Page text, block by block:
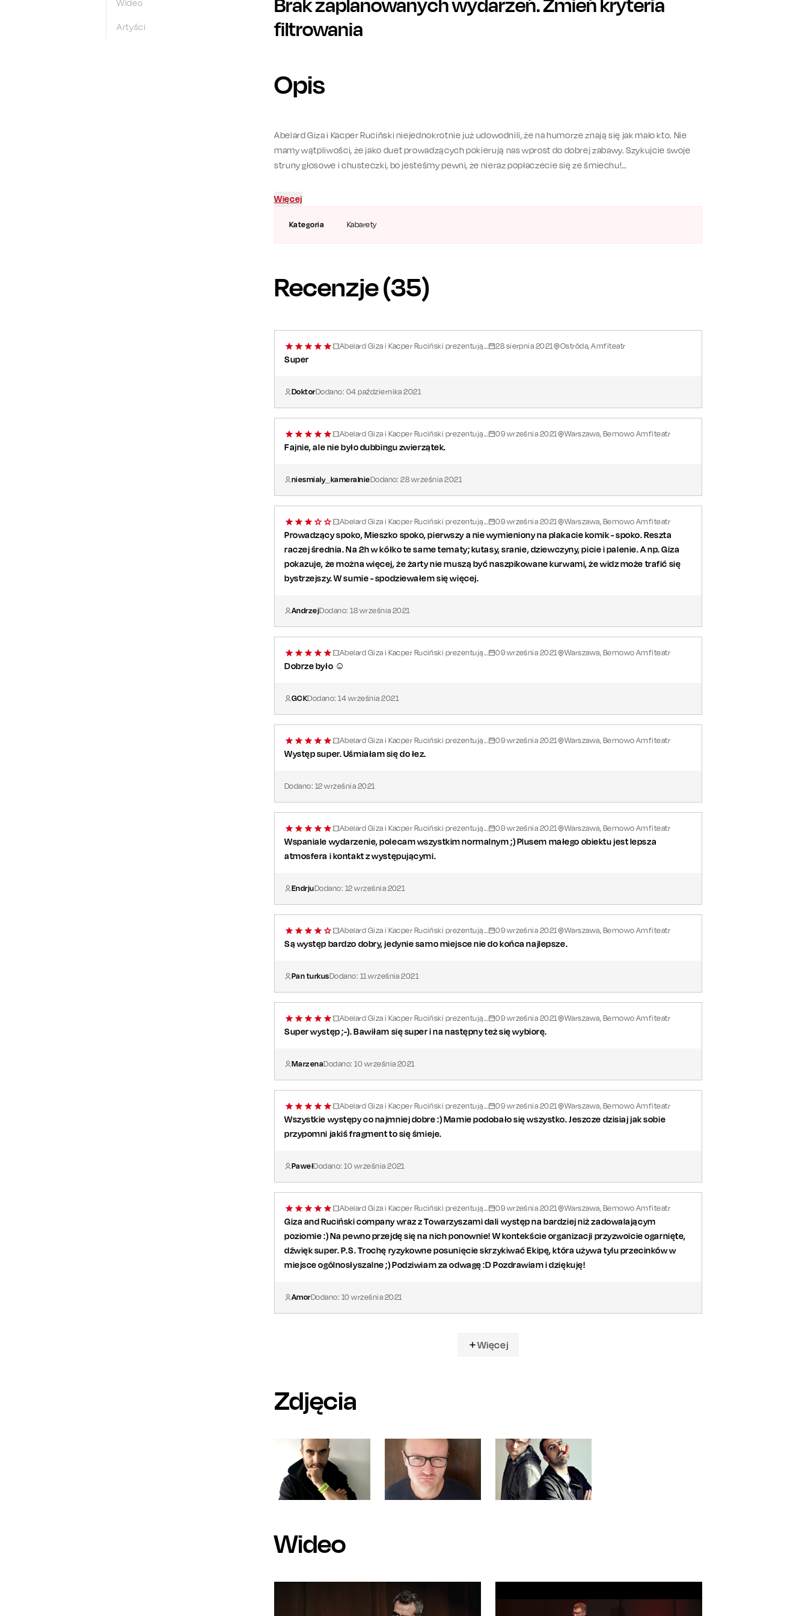
Wideo
Artyści
Brak zaplanowanych wydarzeń. Zmień kryteria
filtrowania
Opis
Kategoria Kabarety
Abelard Giza i Kacper Ruciński niejednokrotnie już udowodnili, że na humorze znają się jak mało kto. Nie
mamy wątpliwości, że jako duet prowadzących pokierują nas wprost do dobrej zabawy. Szykujcie swoje
struny głosowe i chusteczki, bo jesteśmy pewni, że nieraz popłaczecie się ze śmiechu!
„Stand-up w plenerze” to propozycja na wieczór dla tych, którym śmiechu nigdy dość – czyli dla nas
Szumowski, Mieszko Minkiewicz, Janusz Pietruszka i Cezary Sikora.
Więcej
Recenzje (35)
Abelard Giza i Kacper Ruciński prezentują... 28 sierpnia 2021 Ostróda, Amfiteatr
Super
DoktorDodano: 04 października 2021
Abelard Giza i Kacper Ruciński prezentują... 09 września 2021 Warszawa, Bemowo Amfiteatr
Fajnie, ale nie było dubbingu zwierzątek.
niesmialy_kameralnieDodano:28 września 2021
Abelard Giza i Kacper Ruciński prezentują... 09 września 2021 Warszawa, Bemowo Amfiteatr
Prowadzący spoko, Mieszko spoko, pierwszy a nie wymieniony na plakacie komik - spoko. Reszta
raczej średnia. Na 2h w kółko te same tematy; kutasy, sranie, dziewczyny, picie i palenie. A np. Giza
pokazuje, że można więcej, że żarty nie muszą być naszpikowane kurwami, że widz może trafić się
bystrzejszy. W sumie - spodziewałem się więcej.
AndrzejDodano:18 września 2021
Abelard Giza i Kacper Ruciński prezentują... 09 września 2021 Warszawa, Bemowo Amfiteatr
Dobrze było ☺️
GCKDodano:14 września 2021
Abelard Giza i Kacper Ruciński prezentują... 09 września 2021 Warszawa, Bemowo Amfiteatr
Występ super. Uśmiałam się do łez.
Dodano: 12 września 2021
Abelard Giza i Kacper Ruciński prezentują... 09 września 2021 Warszawa, Bemowo Amfiteatr
Wspaniale wydarzenie, polecam wszystkim normalnym ;) Plusem małego obiektu jest lepsza
atmosfera i kontakt z występującymi.
EndrjuDodano: 12 września 2021
Abelard Giza i Kacper Ruciński prezentują... 09 września 2021 Warszawa, Bemowo Amfiteatr
Są występ bardzo dobry, jedynie samo miejsce nie do końca najlepsze.
Pan turkusDodano: 11września 2021
Abelard Giza i Kacper Ruciński prezentują... 09 września 2021 Warszawa, Bemowo Amfiteatr
Super występ ;-). Bawiłam się super i na następny też się wybiorę.
MarzenaDodano:10 września 2021
Abelard Giza i Kacper Ruciński prezentują... 09 września 2021 Warszawa, Bemowo Amfiteatr
Wszystkie występy co najmniej dobre :) Mamie podobało się wszystko. Jeszcze dzisiaj jak sobie
przypomni jakiś fragment to się śmieje.
PawełDodano:10 września 2021
Abelard Giza i Kacper Ruciński prezentują... 09 września 2021 Warszawa, Bemowo Amfiteatr
Giza and Ruciński company wraz z Towarzyszami dali występ na bardziej niż zadowalającym
poziomie :) Na pewno przejdę się na nich ponownie! W kontekście organizacji przyzwoicie ogarnięte,
dźwięk super. P.S. Trochę ryzykowne posunięcie skrzykiwać Ekipę, która używa tylu przecinków w
miejsce ogólnosłyszalne ;) Podziwiam za odwagę :D Pozdrawiam i dziękuję!
AmorDodano: 10 września 2021
Więcej
Zdjęcia
Wideo